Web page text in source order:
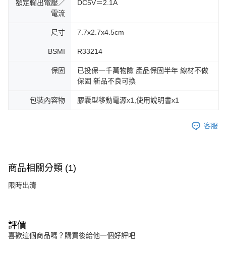
額定輸出電壓／
電流
DC5V＝2.1A
尺寸 7.7x2.7x4.5cm
BSMI R33214
保固
已投保一千萬物險 產品保固半年 線材不做
保固 新品不良可換
包裝內容物 膠囊型移動電源x1,使用說明書x1
客服
商品相關分類 (1)
限時出清
評價
喜歡這個商品嗎？購買後給他一個好評吧